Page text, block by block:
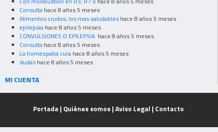
Consulta hace 8 años 5 meses
Alimentos crudos, los mas saludables hace 8 años 5 meses
epilepsia hace 8 años 5 meses
CONVULSIONES O EPILEPSIA hace 8 años 5 meses
Consulta hace 8 años 5 meses
La homeopatia cura hace 8 años 5 meses
dudas hace 8 años 5 meses
MI CUENTA
Portada | Quiénes somos| Aviso Legal | Contacto